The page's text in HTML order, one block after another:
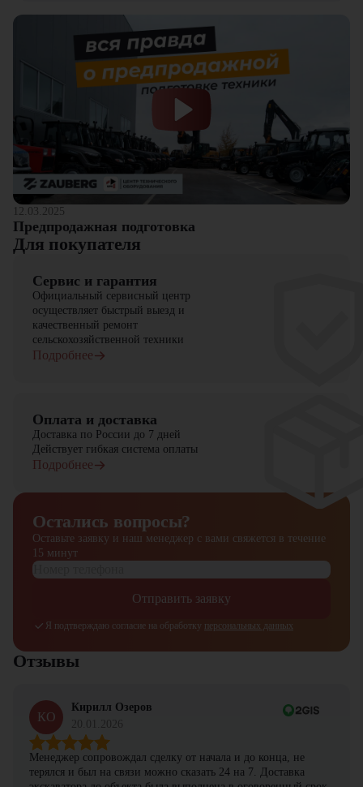
12.03.2025
Предпродажная подготовка
Для покупателя
Сервис и гарантия
Официальный сервисный центр
осуществляет быстрый выезд и
качественный ремонт
сельскохозяйственной техники
Подробнее
Оплата и доставка
Доставка по России до 7 дней
Действует гибкая система оплаты
Подробнее
Остались вопросы?
Оставьте заявку и наш менеджер с вами свяжется в течение
15 минут
Отправить заявку
Я подтверждаю согласие на обработку персональных данных
Отзывы
КО
Кирилл Озеров
Менеджер сопровождал сделку от начала и до конца, не
терялся и был на связи можно сказать 24 на 7. Доставка